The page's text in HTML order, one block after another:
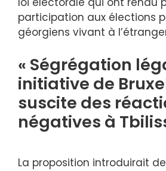
participation aux élections
géorgiens vivant à
« Ségrégation
initiative de
suscite des
négatives à
La proposition introduirait